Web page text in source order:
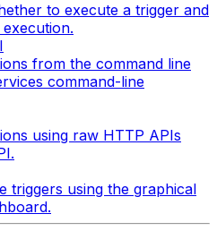
to execute a trigger and
from the command line
command-line
using raw HTTP APIs
triggers using the graphical